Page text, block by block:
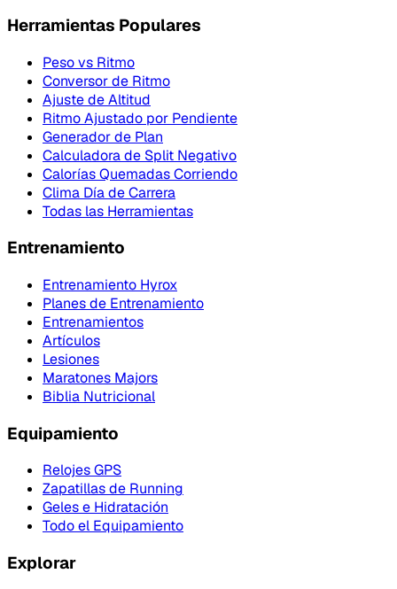
Herramientas Populares
Peso vs Ritmo
Conversor de Ritmo
Ajuste de Altitud
Ritmo Ajustado por Pendiente
Generador de Plan
Calculadora de Split Negativo
Calorías Quemadas Corriendo
Clima Día de Carrera
Todas las Herramientas
Entrenamiento
Entrenamiento Hyrox
Planes de Entrenamiento
Entrenamientos
Artículos
Lesiones
Maratones Majors
Biblia Nutricional
Equipamiento
Relojes GPS
Zapatillas de Running
Geles e Hidratación
Todo el Equipamiento
Explorar